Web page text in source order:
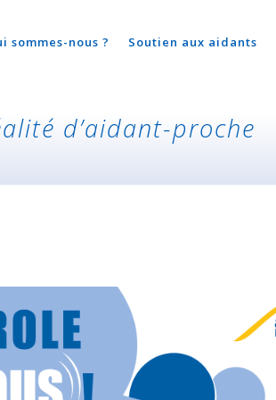
sommes-nous ? Soutien aux aidants
d’aidant-proche